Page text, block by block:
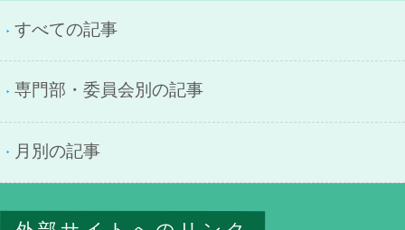
すべての記事
専門部・委員会別の記事
月別の記事